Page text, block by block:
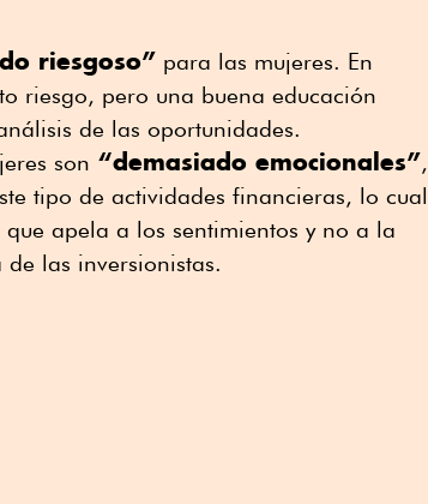
riesgoso” para las mujeres. En
riesgo, pero una buena educación
de las oportunidades.
son “demasiado emocionales”,
tipo de actividades financieras, lo cual
apela a los sentimientos y no a la
las inversionistas.